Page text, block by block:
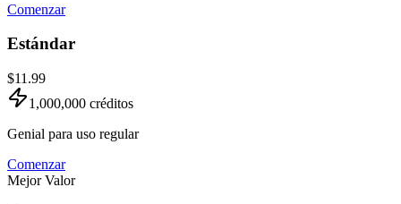
Comenzar
Estándar
$11.99
1,000,000 créditos
Genial para uso regular
Comenzar
Mejor Valor